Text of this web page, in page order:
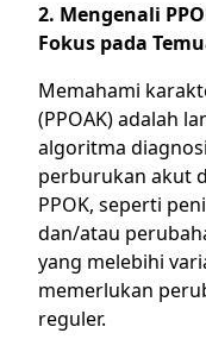
2. Mengenali
Fokus pada
Memahami
(PPOAK) adalah
algoritma
perburukan akut
PPOK, seperti
dan/atau
yang melebihi
memerlukan
reguler.